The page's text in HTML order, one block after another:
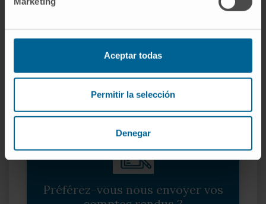
Aceptar todas
Permitir la selección
Denegar
conditions pour participer à cet essai clinique
JE SOUHAITE DEMANDER UN RENDEZ-VOUS
Préférez-vous nous envoyer vos